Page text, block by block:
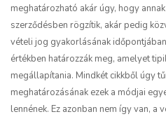
meghatározható akár úgy, hogy
szerződésben rögzítik, akár pedig
vételi jog gyakorlásának
értékben határozzák meg, amelyet
megállapítania. Mindkét cikkből úgy
meghatározásának ezek a módjai
lennének. Ez azonban nem így van, a